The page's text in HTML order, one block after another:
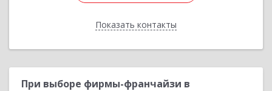
Показать контакты
Назад
При выборе фирмы-франчайзи в